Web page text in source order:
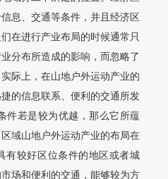
息、交通等条件，并且经济区
在进行产业布局的时候通常只
分布所造成的影响，而忽略了
际上，在山地户外运动产业的
的信息联系、便利的交通所发
件若是较为优越，那么它所蕴
域山地户外运动产业的布局在
有较好区位条件的地区或者城
场和便利的交通，能够较为方